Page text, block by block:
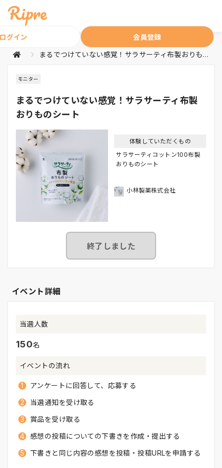
グイン 会員登録
まるでつけていない感覚！サラサーティ布製おりものシート
モニター
まるでつけていない感覚！サラサーティ布製
おりものシート
体験していただくもの
サラサーティコットン100布製
おりものシート
小林製薬株式会社
終了しました
イベント詳細
当選人数
150名
イベントの流れ
アンケートに回答して、応募する
当選通知を受け取る
賞品を受け取る
感想の投稿についての下書きを作成・提出する
下書きと同じ内容の感想を投稿・投稿URLを申請する